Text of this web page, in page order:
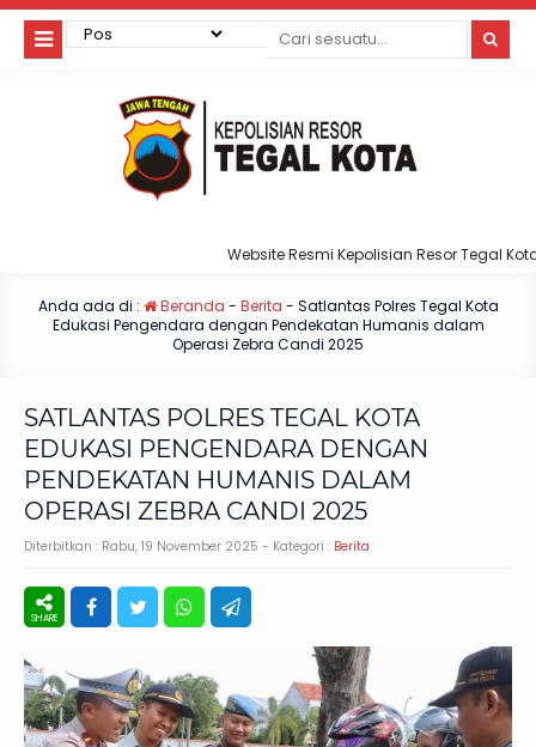
Website Resmi Kepolisian Resor Tegal Kota
Anda ada di : Beranda - Berita - Satlantas Polres Tegal Kota
Edukasi Pengendara dengan Pendekatan Humanis dalam
Operasi Zebra Candi 2025
SATLANTAS POLRES TEGAL KOTA
EDUKASI PENGENDARA DENGAN
PENDEKATAN HUMANIS DALAM
OPERASI ZEBRA CANDI 2025
Diterbitkan : Rabu, 19 November 2025 - Kategori : Berita